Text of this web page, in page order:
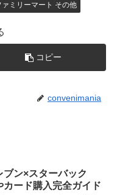
ァミリーマート その他
コピー
convenimania
ブン×スターバック
カード購入完全ガイド